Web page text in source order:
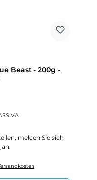
Beast - 200g -
melden Sie sich
an.